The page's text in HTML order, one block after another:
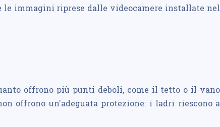
le immagini riprese dalle videocamere installate nel
offrono più punti deboli, come il tetto o il vano
offrono un'adeguata protezione: i ladri riescono a